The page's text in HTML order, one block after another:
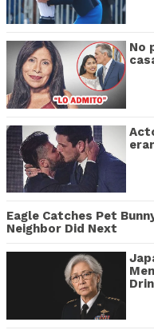
No
Eagle Catches Pet
Neighbor Did Next